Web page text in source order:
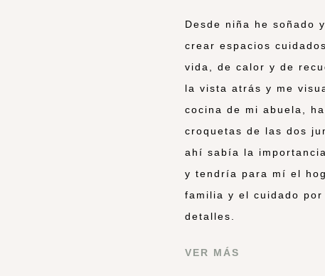
Desde niña he soñado
crear espacios
vida, de calor y de
la vista atrás y me
cocina de mi abuela,
croquetas de las dos
ahí sabía la
y tendría para mí el
familia y el cuidado por
detalles.
VER MÁS